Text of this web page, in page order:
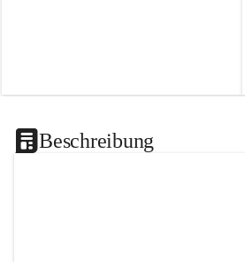
Beschreibung